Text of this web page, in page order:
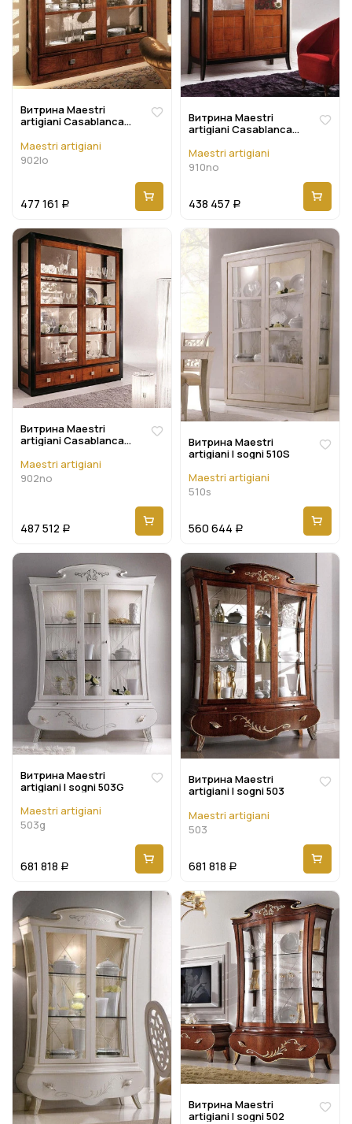
Витрина Maestri
artigiani Casablanca
Maestri artigiani
902lo
477 161 Р
Витрина Maestri
artigiani Casablanca
Maestri artigiani
910no
438 457 Р
Витрина Maestri
artigiani Casablanca
Maestri artigiani
902no
487 512 Р
Витрина Maestri
artigiani I sogni 510S
Maestri artigiani
510s
560 644 Р
Витрина Maestri
artigiani I sogni 503G
Maestri artigiani
503g
681 818 Р
Витрина Maestri
artigiani I sogni 503
Maestri artigiani
503
681 818 Р
Витрина Maestri
artigiani I sogni 502